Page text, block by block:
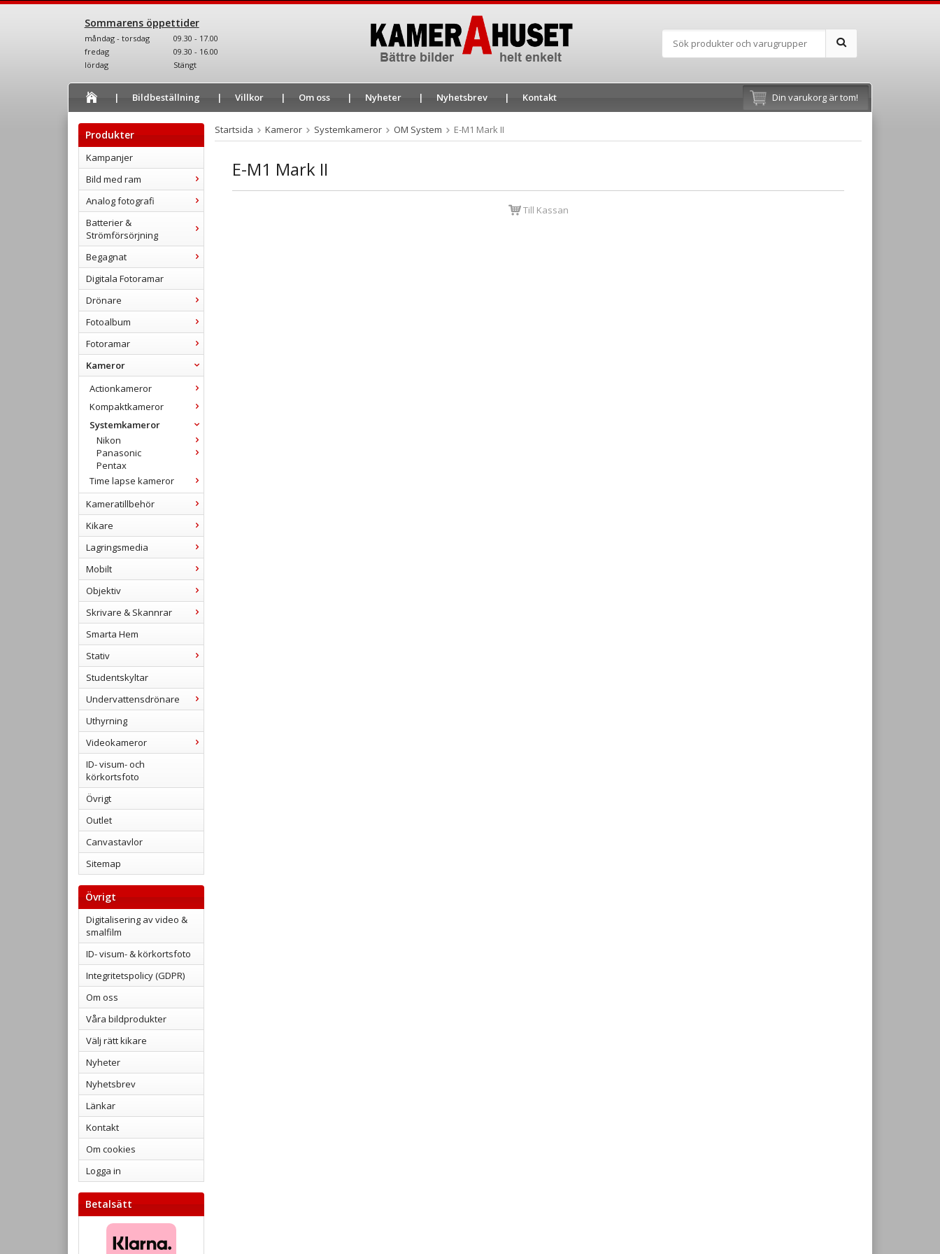
Sommarens öppettider
måndag - torsdag
09.30 - 17.00
fredag
09.30 - 16.00
lördag
Stängt
Bildbeställning Villkor Om oss Nyheter Nyhetsbrev Kontakt Din varukorg är tom!
Produkter
Kampanjer
Bild med ram
Analog fotografi
Batterier &
Strömförsörjning
Begagnat
Digitala Fotoramar
Drönare
Fotoalbum
Fotoramar
Kameror
Actionkameror
Kompaktkameror
Systemkameror
Nikon
Panasonic
Pentax
Time lapse kameror
Kameratillbehör
Kikare
Lagringsmedia
Mobilt
Objektiv
Skrivare & Skannrar
Smarta Hem
Stativ
Studentskyltar
Undervattensdrönare
Uthyrning
Videokameror
ID- visum- och
körkortsfoto
Övrigt
Outlet
Canvastavlor
Sitemap
Övrigt
Digitalisering av video &
smalfilm
ID- visum- & körkortsfoto
Integritetspolicy (GDPR)
Om oss
Våra bildprodukter
Välj rätt kikare
Nyheter
Nyhetsbrev
Länkar
Kontakt
Om cookies
Logga in
Betalsätt
Startsida Kameror Systemkameror OM System E-M1 Mark II
E-M1 Mark II
Till Kassan